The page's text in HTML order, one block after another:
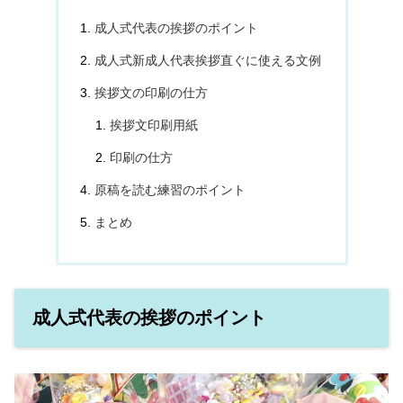
成人式代表の挨拶のポイント
成人式新成人代表挨拶直ぐに使える文例
挨拶文の印刷の仕方
挨拶文印刷用紙
印刷の仕方
原稿を読む練習のポイント
まとめ
成人式代表の挨拶のポイント